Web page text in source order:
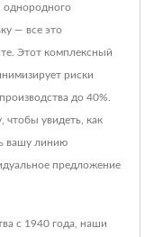
однородного
— все это
Этот комплексный
риски
до 40%.
чтобы увидеть, как
вашу линию
предложение
с 1940 года, наши